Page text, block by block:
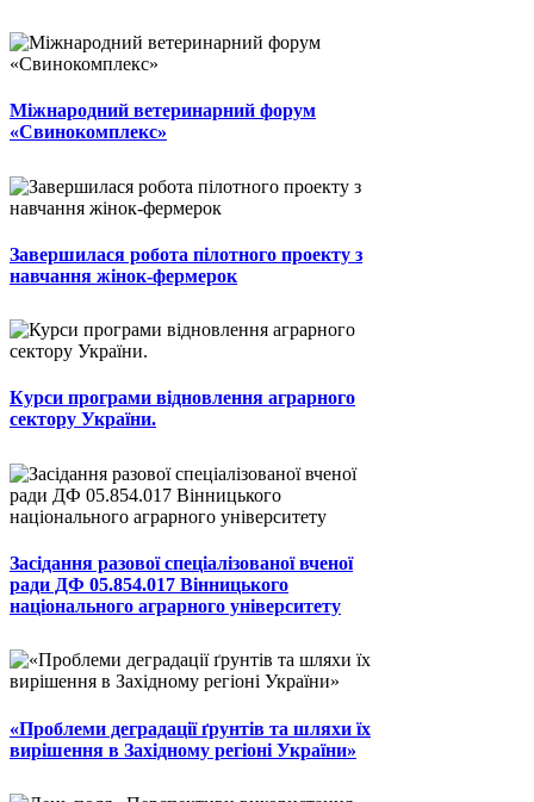
Міжнародний ветеринарний форум
«Свинокомплекс»
Завершилася робота пілотного проекту з
навчання жінок-фермерок
Курси програми відновлення аграрного
сектору України.
Засідання разової спеціалізованої вченої
ради ДФ 05.854.017 Вінницького
національного аграрного університету
«Проблеми деградації ґрунтів та шляхи їх
вирішення в Західному регіоні України»